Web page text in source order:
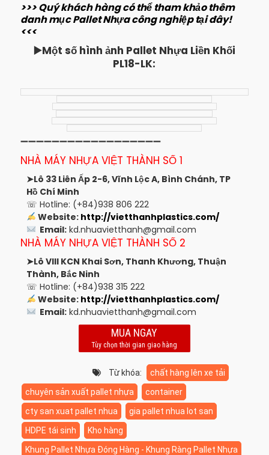
>>> Quý khách hàng có thể tham khảo thêm
danh mục Pallet Nhựa công nghiệp tại đây!
<<<
▶️Một số hình ảnh Pallet Nhựa Liền Khối
PL18-LK:
➖➖➖➖➖➖➖➖➖➖➖➖➖➖➖➖➖➖
NHÀ MÁY NHỰA VIỆT THÀNH SỐ 1
➤Lô 33 Liên Ấp 2-6, Vĩnh Lộc A, Bình Chánh, TP
Hồ Chí Minh
☏ Hotline: (+84)938 806 222
Website: http://vietthanhplastics.com/
Email: kd.nhuavietthanh@gmail.com
NHÀ MÁY NHỰA VIỆT THÀNH SỐ 2
➤Lô VIII KCN Khai Sơn, Thanh Khương, Thuận
Thành, Bắc Ninh
☏ Hotline: (+84)938 315 222
Website: http://vietthanhplastics.com/
Email: kd.nhuavietthanh@gmail.com
MUA NGAY
Tùy chọn thời gian giao hàng
Từ khóa:
chất hàng lên xe tải
chuyên sản xuất pallet nhựa
container
cty san xuat pallet nhua
gia pallet nhua lot san
HDPE tái sinh
Kho hàng
Khung Pallet Nhựa Đóng Hàng - Khung Ràng Pallet Nhựa